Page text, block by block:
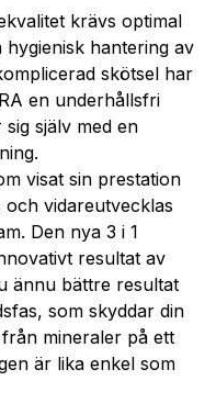
krävs optimal
hantering av
skötsel har
en underhållsfri
själv med en
visat sin prestation
och vidareutvecklas
Den nya 3 i 1
resultat av
ännu bättre resultat
som skyddar din
mineraler på ett
är lika enkel som